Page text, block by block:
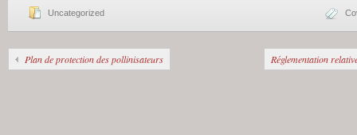
Uncategorized
Plan de protection des pollinisateurs Réglementation